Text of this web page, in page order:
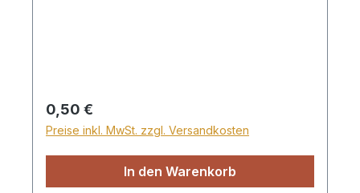
helfen, die biblischen Bücher schneller
wiederzufinden und unterstützt das
Bibelstudium. Das Anstreichsystem hilft
dabei, Wörter oder Sätze im gelesenen Text
einer Kategorie zuzuordnen und sie
Regulärer Preis:
0,50 €
Preise inkl. MwSt. zzgl. Versandkosten
In den Warenkorb